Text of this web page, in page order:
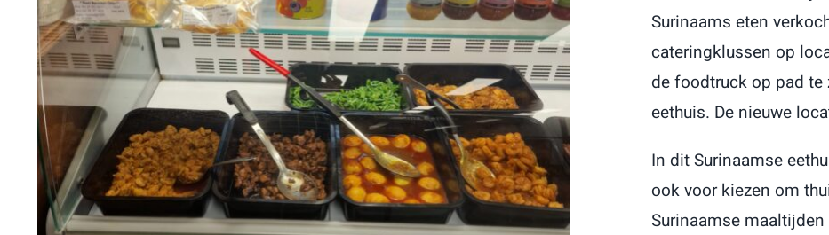
Surinaams eten
cateringklussen op
de foodtruck op pad
eethuis. De nieuwe
In dit Surinaamse
ook voor kiezen om
Surinaamse